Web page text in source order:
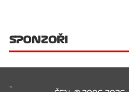
SPONZOŘI